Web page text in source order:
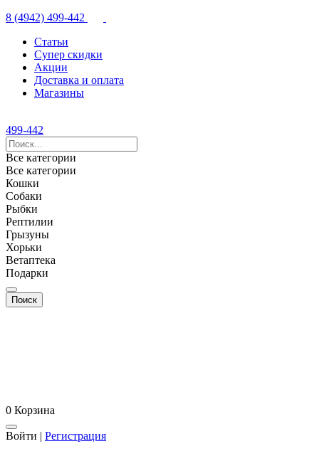
8 (4942) 499-442
Статьи
Супер скидки
Акции
Доставка и оплата
Магазины
499-442
Все категории
Все категории
Кошки
Собаки
Рыбки
Рептилии
Грызуны
Хорьки
Ветаптека
Подарки
0 Корзина
Войти | Регистрация